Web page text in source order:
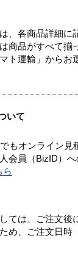
、各商品詳細に
商品がすべて揃
ト運輸」からお
いて
もオンライン見
員（BizID）へ
ら
ては、ご注文後
め、ご注文日